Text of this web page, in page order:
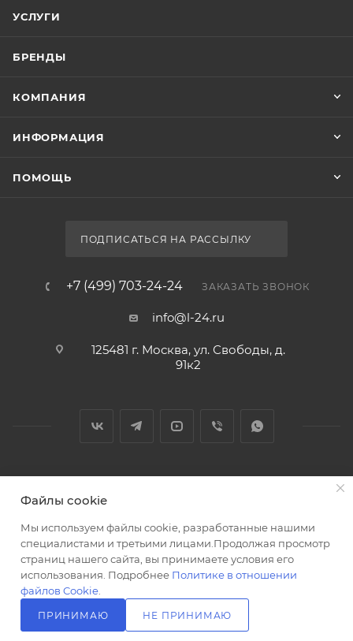
В КОРЗИНУ
УСЛУГИ
БРЕНДЫ
КОМПАНИЯ
ИНФОРМАЦИЯ
ПОМОЩЬ
ПОДПИСАТЬСЯ НА РАССЫЛКУ
+7 (499) 703-24-24 ЗАКАЗАТЬ ЗВОНОК
info@l-24.ru
125481 г. Москва, ул. Свободы, д.
91к2
Разработка сайта
Файлы cookie
Мы используем файлы cookie, разработанные нашими
специалистами и третьими лицами.Продолжая просмотр
страниц нашего сайта, вы принимаете условия его
использования. Подробнее Политике в отношении
файлов Cookie
ПРИНИМАЮ НЕ ПРИНИМАЮ